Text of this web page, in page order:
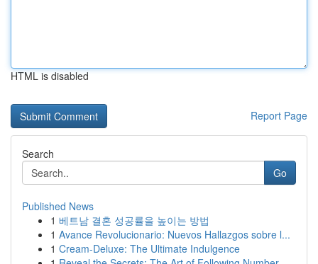
HTML is disabled
Report Page
Search
Go
Published News
1 베트남 결혼 성공률을 높이는 방법
1 Avance Revolucionario: Nuevos Hallazgos sobre l...
1 Cream-Deluxe: The Ultimate Indulgence